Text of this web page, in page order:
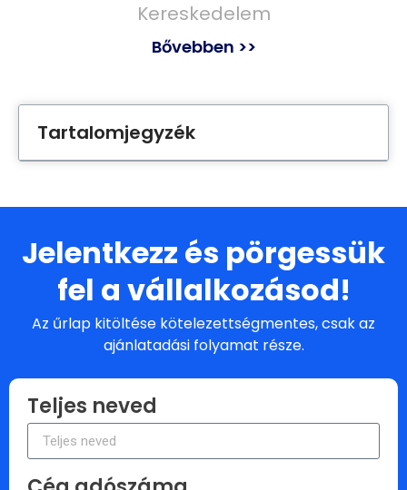
Kereskedelem
Bővebben >>
Tartalomjegyzék
Jelentkezz és pörgessük
fel a vállalkozásod!
Az űrlap kitöltése kötelezettségmentes, csak az
ajánlatadási folyamat része.
Teljes neved